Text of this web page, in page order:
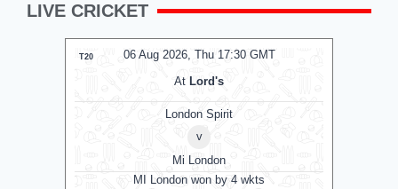
LIVE CRICKET
06 Aug 2026, Thu 14:00 GMT
T20
At Lord's
London Spirit Women
v
Mi London Women
MI London Women won by 3 runs